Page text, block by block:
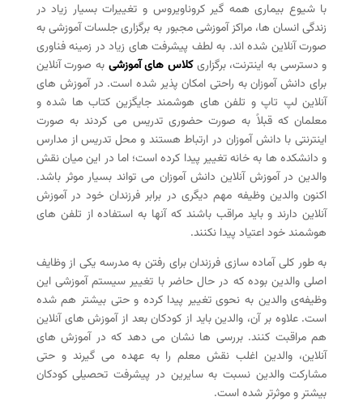
با شیوع بیماری همه گیر کروناویروس و تغییرات بسیار زیاد در
زندگی انسان ها، مراکز آموزشی مجبور به برگزاری جلسات آموزشی به
صورت آنلاین شده اند. به لطف پیشرفت های زیاد در زمینه فناوری
و دسترسی به اینترنت، برگزاریکلاس های آموزشی به صورت آنلاین
برای دانش آموزان به راحتی امکان پذیر شده است. در آموزش های
آنلاین لپ تاپ و تلفن های هوشمند جایگزین کتاب ها شده و
معلمان که قبلاً به صورت حضوری تدریس می کردند به صورت
اینترنتی با دانش آموزان در ارتباط هستند و محل تدریس از مدارس
و دانشکده ها به خانه تغییر پیدا کرده است؛ اما در این میان نقش
والدین در آموزش آنلاین دانش آموزان می تواند بسیار موثر باشد.
اکنون والدین وظیفه مهم دیگری در برابر فرزندان خود در آموزش
آنلاین دارند و باید مراقب باشند که آنها به استفاده از تلفن های
هوشمند خود اعتیاد پیدا نکنند.
به طور کلی آماده سازی فرزندان برای رفتن به مدرسه یکی از وظایف
اصلی والدین بوده که در حال حاضر با تغییر سیستم آموزشی این
وظیفه‌ی والدین به نحوی تغییر پیدا کرده و حتی بیشتر هم شده
است. علاوه بر آن، والدین باید از کودکان بعد از آموزش های آنلاین
هم مراقبت کنند. بررسی ها نشان می دهد که در آموزش های
آنلاین، والدین اغلب نقش معلم را به عهده می گیرند و حتی
مشارکت والدین نسبت به سایرین در پیشرفت تحصیلی کودکان
بیشتر و موثرتر شده است.